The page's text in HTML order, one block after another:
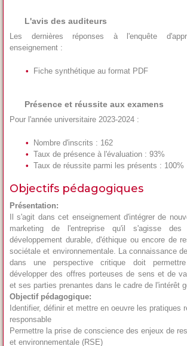
L'avis des auditeurs
Les dernières réponses à l'enquête
enseignement :
Fiche synthétique au format PDF
Présence et réussite aux examens
Pour l'année universitaire 2023-2024 :
Nombre d'inscrits : 162
Taux de présence à l'évaluation : 93%
Taux de réussite parmi les présents : 100%
Objectifs pédagogiques
Présentation:
Il s'agit dans cet enseignement d'intégrer de
marketing de l'entreprise qu'il s'agisse des
développement durable, d'éthique ou encore de
sociétale et environnementale. La connaissance
dans une perspective critique doit
développer des offres porteuses de sens et de
et ses parties prenantes dans le cadre de l'intérêt
Objectif pédagogique:
Identifier, définir et mettre en oeuvre les pratiques
responsable
Permettre la prise de conscience des enjeux de
et environnementale (RSE)